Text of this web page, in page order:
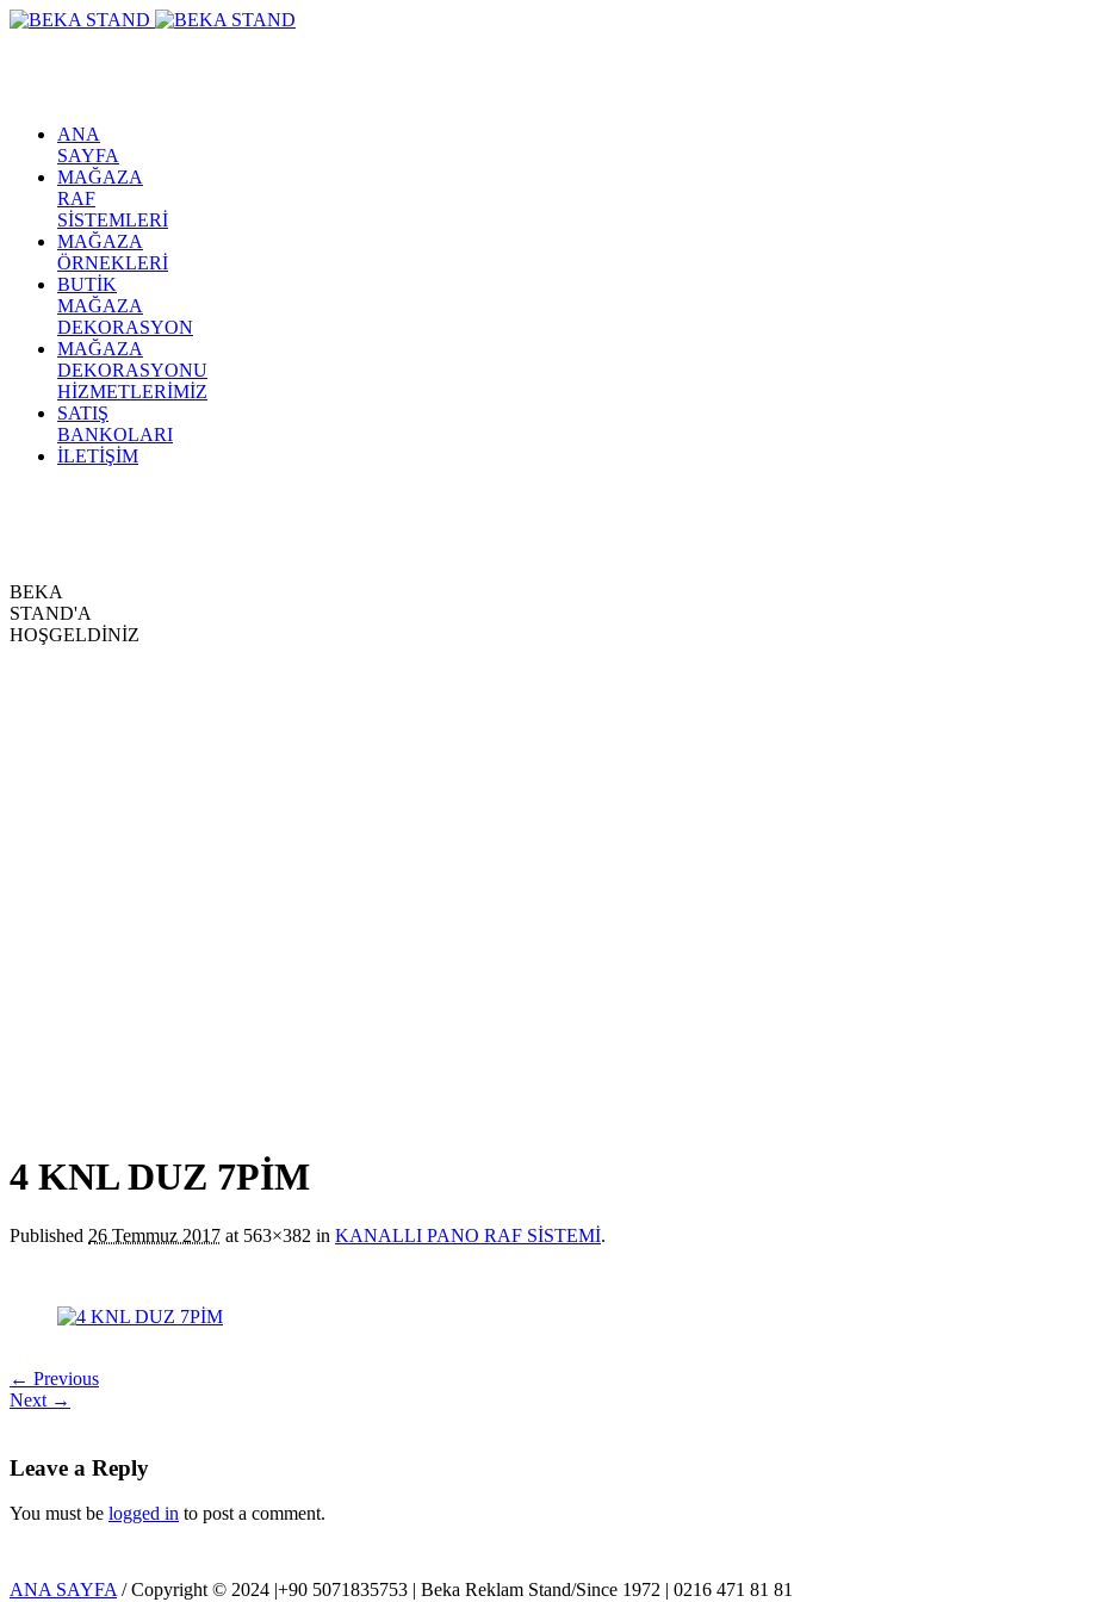
ANA
SAYFA
MAĞAZA
RAF
SİSTEMLERİ
MAĞAZA
ÖRNEKLERİ
BUTİK
MAĞAZA
DEKORASYON
MAĞAZA
DEKORASYONU
HİZMETLERİMİZ
SATIŞ
BANKOLARI
İLETİŞİM
BEKA
STAND'A
HOŞGELDİNİZ
4 KNL DUZ 7PİM
Published 26 Temmuz 2017 at 563×382 in KANALLI PANO RAF SİSTEMİ.
← Previous
Next →
Leave a Reply
You must be logged in to post a comment.
ANA SAYFA / Copyright © 2024 |+90 5071835753 | Beka Reklam Stand/Since 1972 | 0216 471 81 81